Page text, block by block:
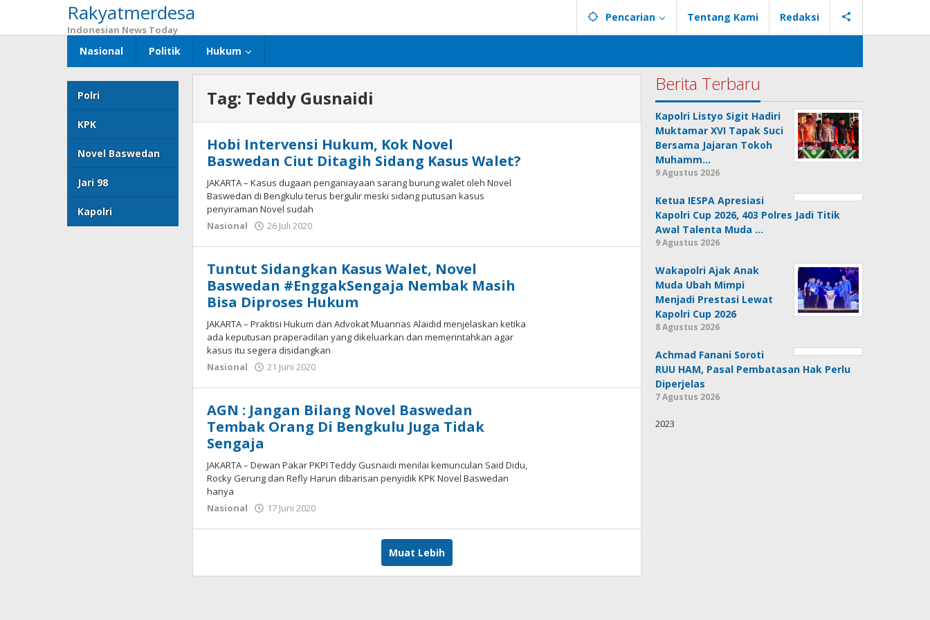
konten
Rakyatmerdesa
Indonesian News Today
Pencarian Tentang Kami Redaksi
Nasional Politik Hukum
Polri
KPK
Novel Baswedan
Jari 98
Kapolri
Tag: Teddy Gusnaidi
Hobi Intervensi Hukum, Kok Novel
Baswedan Ciut Ditagih Sidang Kasus Walet?
JAKARTA – Kasus dugaan penganiayaan sarang burung walet oleh Novel
Baswedan di Bengkulu terus bergulir meski sidang putusan kasus
penyiraman Novel sudah
Nasional
26 Juli 2020
Tuntut Sidangkan Kasus Walet, Novel
Baswedan #EnggakSengaja Nembak Masih
Bisa Diproses Hukum
JAKARTA – Praktisi Hukum dan Advokat Muannas Alaidid menjelaskan ketika
ada keputusan praperadilan yang dikeluarkan dan memerintahkan agar
kasus itu segera disidangkan
Nasional
21 Juni 2020
AGN : Jangan Bilang Novel Baswedan
Tembak Orang Di Bengkulu Juga Tidak
Sengaja
JAKARTA – Dewan Pakar PKPI Teddy Gusnaidi menilai kemunculan Said Didu,
Rocky Gerung dan Refly Harun dibarisan penyidik KPK Novel Baswedan
hanya
Nasional
17 Juni 2020
Muat Lebih
Berita Terbaru
Kapolri Listyo Sigit Hadiri
Muktamar XVI Tapak Suci
Bersama Jajaran Tokoh
Muhamm…
9 Agustus 2026
Ketua IESPA Apresiasi
Kapolri Cup 2026, 403 Polres Jadi Titik
Awal Talenta Muda …
9 Agustus 2026
Wakapolri Ajak Anak
Muda Ubah Mimpi
Menjadi Prestasi Lewat
Kapolri Cup 2026
8 Agustus 2026
Achmad Fanani Soroti
RUU HAM, Pasal Pembatasan Hak Perlu
Diperjelas
7 Agustus 2026
2023